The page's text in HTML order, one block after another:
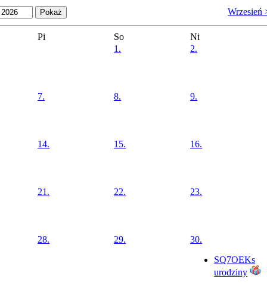
Wrzesień
Pi So
Ni
1.
2.
7. 8. 9.
14. 15. 16.
21. 22. 23.
28. 29.
30.
SQ7OEKs
urodziny